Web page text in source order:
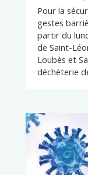
Pour la
gestes
partir du
de Saint-
Loubès et
déchèterie